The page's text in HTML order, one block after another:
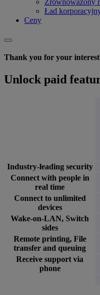
Zrównoważony
Ład
Ceny
Thank you for your
Unlock paid
Industry-leading security
Connect with people in
real time
Connect to unlimited
devices
Wake-on-LAN, Switch
sides
Remote printing, File
transfer and queuing
Receive support via
phone